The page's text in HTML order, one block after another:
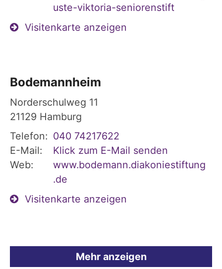
uste-viktoria-seniorenstift
Visitenkarte anzeigen
Bodemannheim
Norderschulweg 11
21129 Hamburg
Telefon: 040 74217622
E-Mail:
Klick zum E-Mail senden
Web:
www.bodemann.diakoniestiftung
.de
Visitenkarte anzeigen
Mehr anzeigen